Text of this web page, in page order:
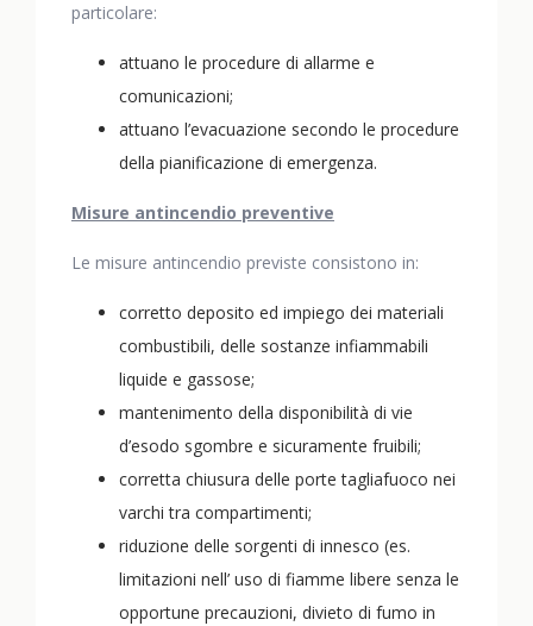
particolare:
attuano le procedure di allarme e
comunicazioni;
attuano l’evacuazione secondo le procedure
della pianificazione di emergenza.
Misure antincendio preventive
Le misure antincendio previste consistono in:
corretto deposito ed impiego dei materiali
combustibili, delle sostanze infiammabili
liquide e gassose;
mantenimento della disponibilità di vie
d’esodo sgombre e sicuramente fruibili;
corretta chiusura delle porte tagliafuoco nei
varchi tra compartimenti;
riduzione delle sorgenti di innesco (es.
limitazioni nell’ uso di fiamme libere senza le
opportune precauzioni, divieto di fumo in